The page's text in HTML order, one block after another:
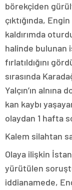
börekçiden
çıktığında,
kaldırımda
halinde bulunan
fırlatıldığını
sırasında
Yalçın’ın
kan kaybı
olaydan 1 hafta
Kalem silahtan
Olaya ilişkin
yürütülen
iddianamede,